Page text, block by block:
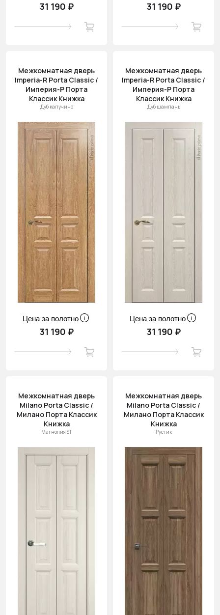
31 190 ₽ 31 190 ₽
Межкомнатная дверь
Imperia-R Porta Classic /
Империя-Р Порта
Классик Книжка
Дуб капучино
Цена за полотно
31 190 ₽
Межкомнатная дверь
Imperia-R Porta Classic /
Империя-Р Порта
Классик Книжка
Дуб шампань
Цена за полотно
31 190 ₽
Межкомнатная дверь
Milano Porta Classic /
Милано Порта Классик
Книжка
Магнолия ST
Межкомнатная дверь
Milano Porta Classic /
Милано Порта Классик
Книжка
Рустик